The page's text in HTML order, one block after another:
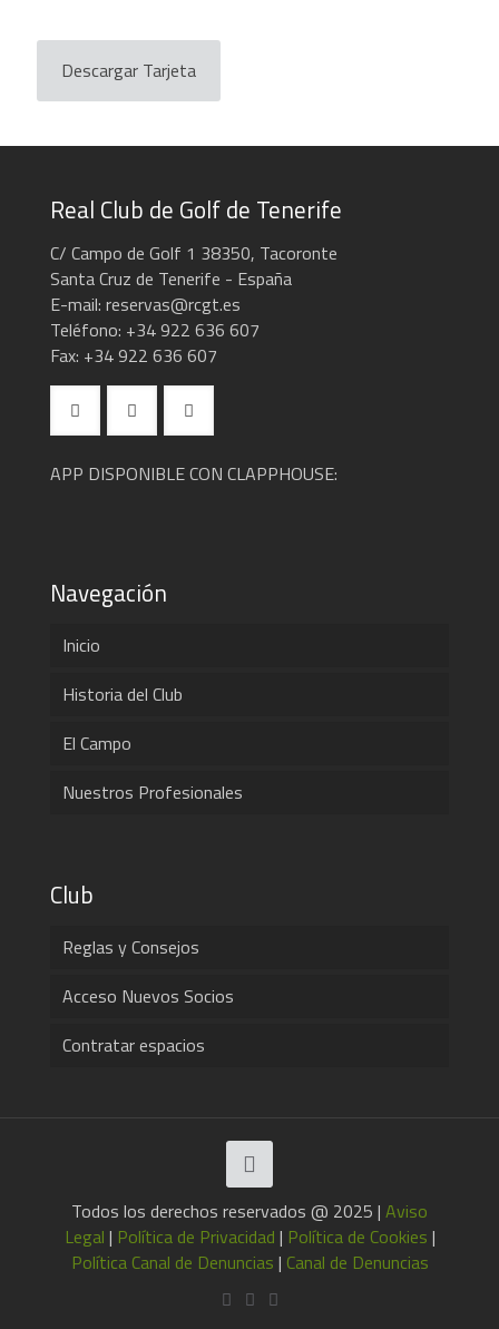
Descargar Tarjeta
Real Club de Golf de Tenerife
C/ Campo de Golf 1 38350, Tacoronte
Santa Cruz de Tenerife - España
E-mail: reservas@rcgt.es
Teléfono: +34 922 636 607
Fax: +34 922 636 607
APP DISPONIBLE CON CLAPPHOUSE:
Navegación
Inicio
Historia del Club
El Campo
Nuestros Profesionales
Club
Reglas y Consejos
Acceso Nuevos Socios
Contratar espacios
Todos los derechos reservados @ 2025 | Aviso
Legal | Política de Privacidad | Política de Cookies |
Política Canal de Denuncias | Canal de Denuncias